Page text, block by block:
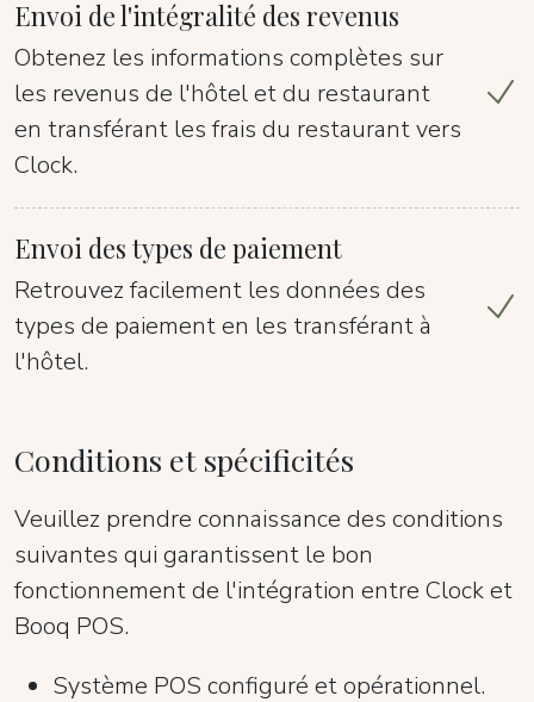
Envoi de l'intégralité des revenus
Obtenez les informations complètes sur
les revenus de l'hôtel et du restaurant
en transférant les frais du restaurant vers
Clock.
Envoi des types de paiement
Retrouvez facilement les données des
types de paiement en les transférant à
l'hôtel.
Conditions et spécificités
Veuillez prendre connaissance des conditions
suivantes qui garantissent le bon
fonctionnement de l'intégration entre Clock et
Booq POS.
Système POS configuré et opérationnel.